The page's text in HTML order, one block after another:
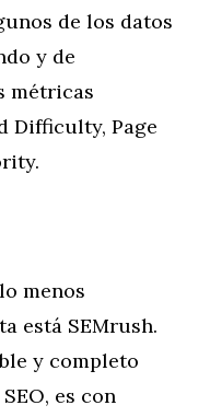
de los datos
y de
métricas
Difficulty, Page
menos
está SEMrush.
y completo
es con